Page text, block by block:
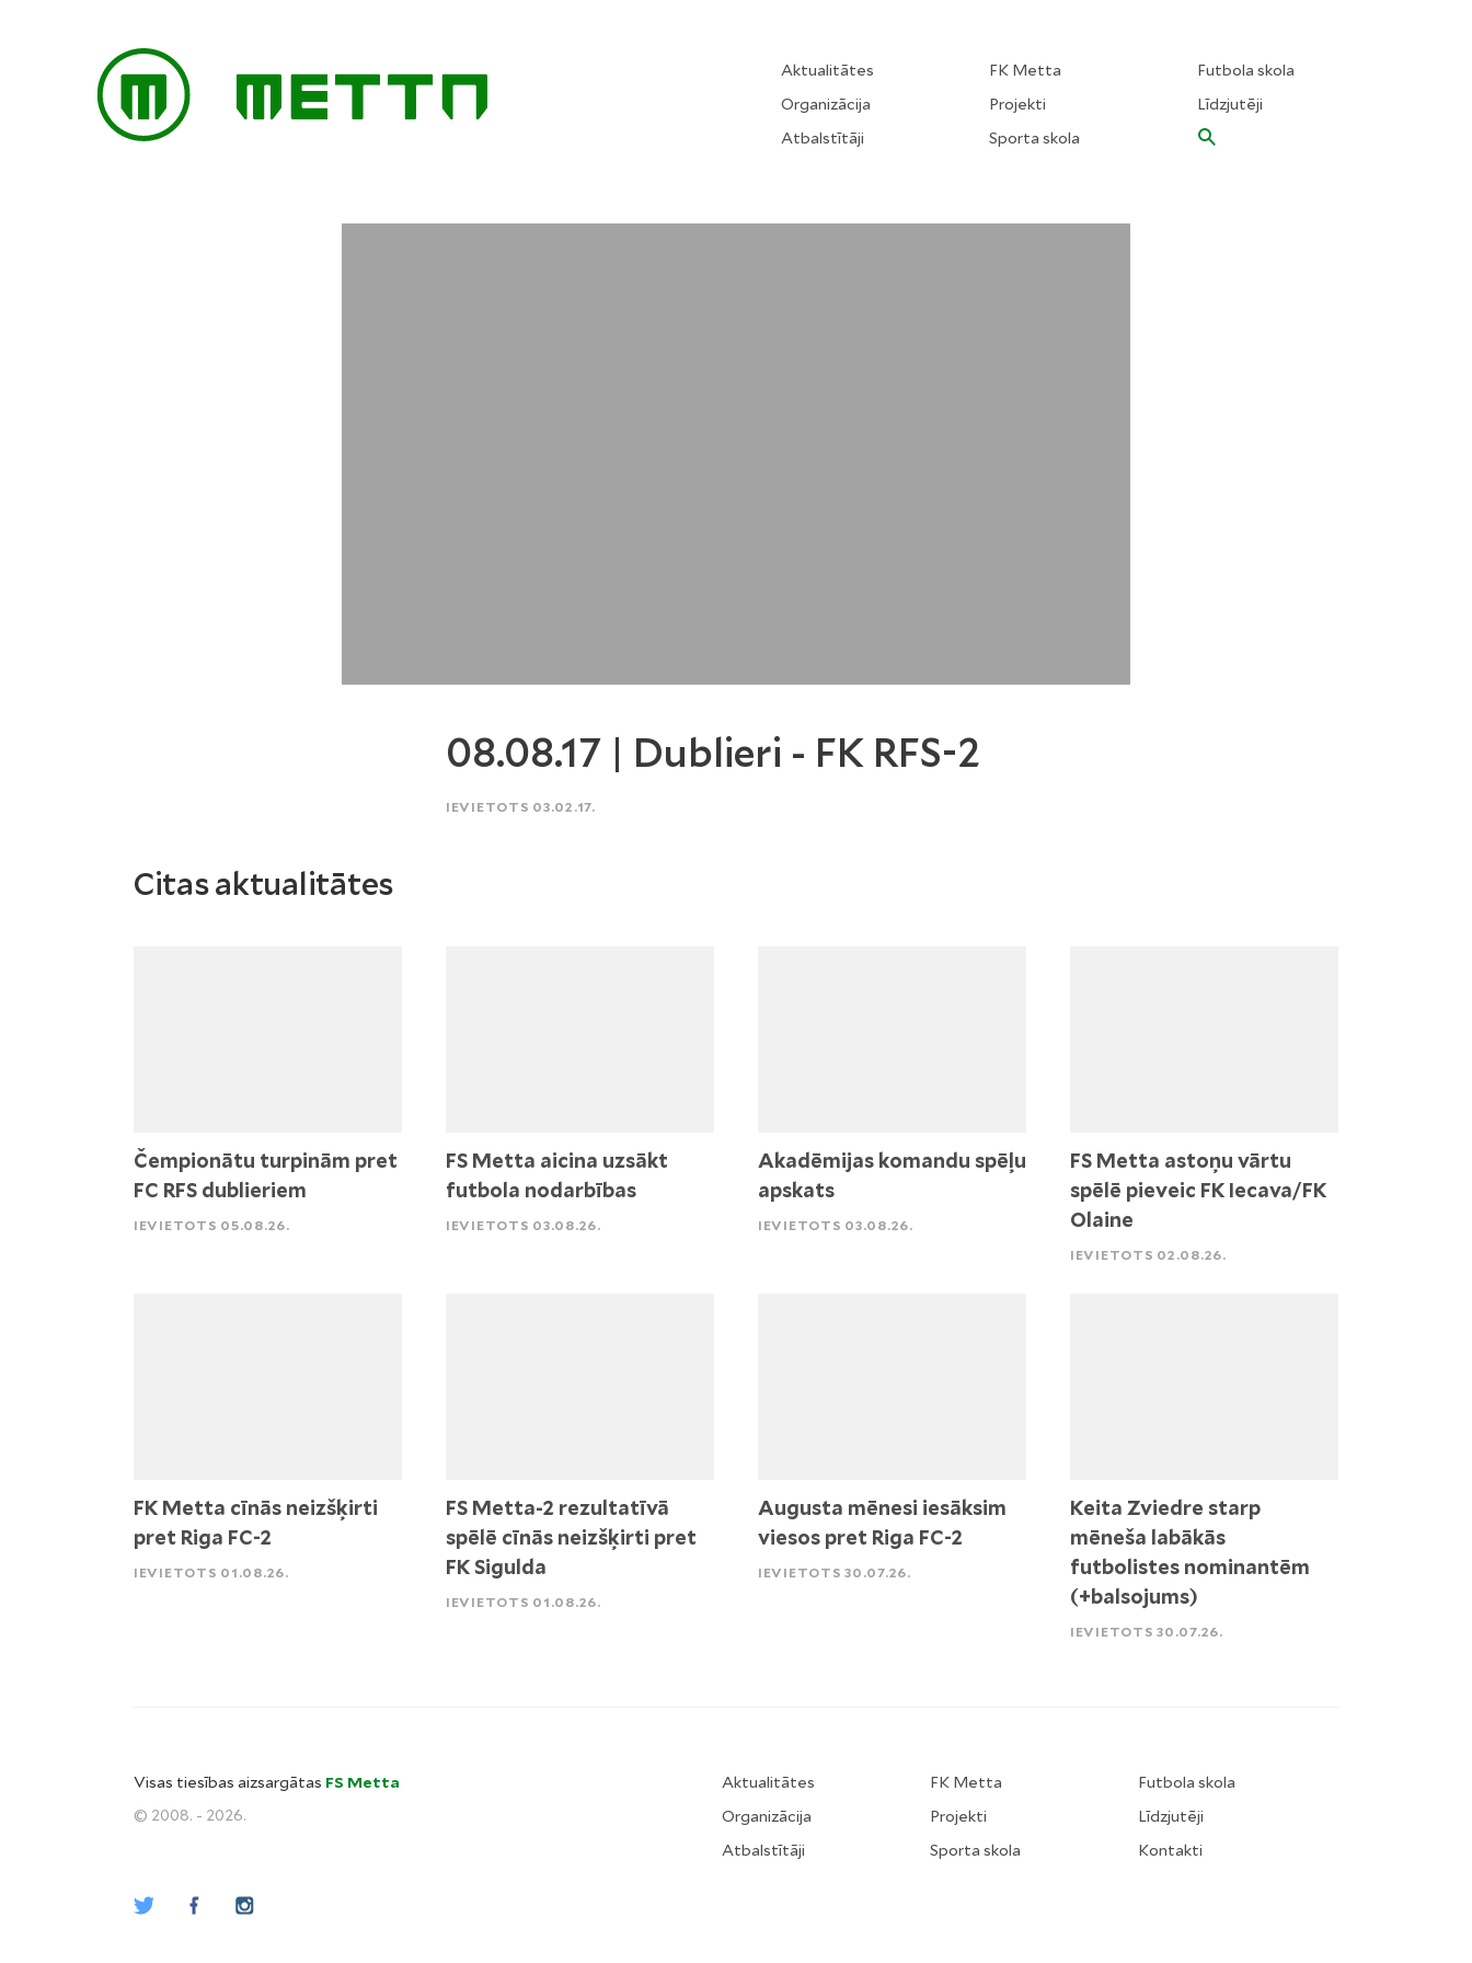
Aktualitātes
Organizācija
Atbalstītāji
FK Metta
Projekti
Sporta skola
Futbola skola
Līdzjutēji
08.08.17 | Dublieri - FK RFS-2
IEVIETOTS 03.02.17.
Citas aktualitātes
Čempionātu turpinām pret
FC RFS dublieriem
IEVIETOTS 05.08.26.
FS Metta aicina uzsākt
futbola nodarbības
IEVIETOTS 03.08.26.
Akadēmijas komandu spēļu
apskats
IEVIETOTS 03.08.26.
FS Metta astoņu vārtu
spēlē pieveic FK Iecava/FK
Olaine
IEVIETOTS 02.08.26.
FK Metta cīnās neizšķirti
pret Riga FC-2
IEVIETOTS 01.08.26.
FS Metta-2 rezultatīvā
spēlē cīnās neizšķirti pret
FK Sigulda
IEVIETOTS 01.08.26.
Augusta mēnesi iesāksim
viesos pret Riga FC-2
IEVIETOTS 30.07.26.
Keita Zviedre starp
mēneša labākās
futbolistes nominantēm
(+balsojums)
IEVIETOTS 30.07.26.
Visas tiesības aizsargātas FS Metta
© 2008. - 2026.
Aktualitātes
Organizācija
Atbalstītāji
FK Metta
Projekti
Sporta skola
Futbola skola
Līdzjutēji
Kontakti